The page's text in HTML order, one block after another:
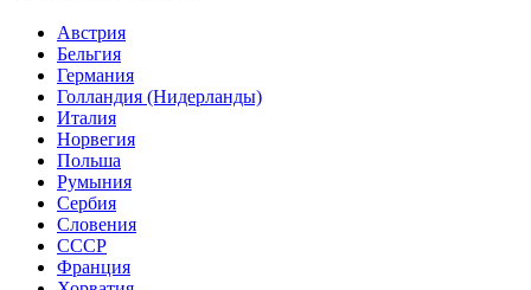
Австрия
Бельгия
Германия
Голландия (Нидерланды)
Италия
Норвегия
Польша
Румыния
Сербия
Словения
СССР
Франция